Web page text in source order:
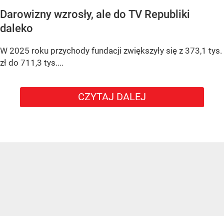
Darowizny wzrosły, ale do TV Republiki
daleko
W 2025 roku przychody fundacji zwiększyły się z 373,1 tys.
zł do 711,3 tys....
CZYTAJ DALEJ